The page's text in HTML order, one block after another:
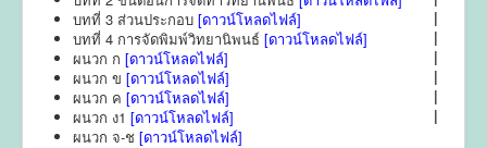
|
|
|
|
|
|
บทที่ 3 ส่วนประกอบ [ดาวน์โหลดไฟล์]
บทที่ 4 การจัดพิมพ์วิทยานิพนธ์ [ดาวน์โหลดไฟล์]
ผนวก ก [ดาวน์โหลดไฟล์]
ผนวก ข [ดาวน์โหลดไฟล์]
ผนวก ค [ดาวน์โหลดไฟล์]
ผนวก ง1 [ดาวน์โหลดไฟล์]
ผนวก จ-ช [ดาวน์โหลดไฟล์]